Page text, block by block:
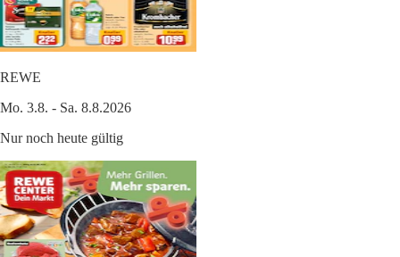
REWE
Mo. 3.8. - Sa. 8.8.2026
Nur noch heute gültig